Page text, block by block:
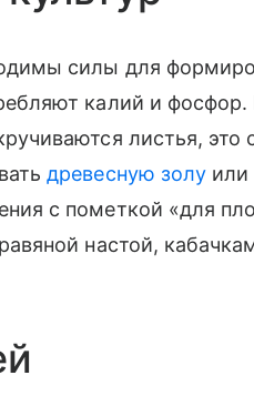
силы для
калий и фосфор.
листья, это
древесную золу или
с пометкой «для
настой,